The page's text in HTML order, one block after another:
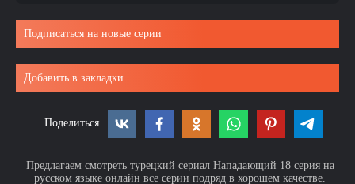
Подписаться на новые серии
Добавить в закладки
Поделиться
Предлагаем смотреть турецкий сериал Нападающий 18 серия на
русском языке онлайн все серии подряд в хорошем качестве.